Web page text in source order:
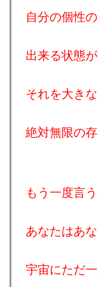
自分の個性
出来る状態
それを大き
絶対無限の
もう一度言
あなたはあ
宇宙にただ一